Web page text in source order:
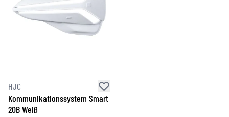
HJC
Kommunikationssystem Smart
20B Weiß